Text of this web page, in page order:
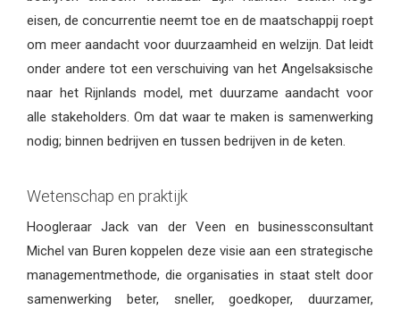
eisen, de concurrentie neemt toe en de maatschappij roept
om meer aandacht voor duurzaamheid en welzijn. Dat leidt
onder andere tot een verschuiving van het Angelsaksische
naar het Rijnlands model, met duurzame aandacht voor
alle stakeholders. Om dat waar te maken is samenwerking
nodig; binnen bedrijven en tussen bedrijven in de keten.
Wetenschap en praktijk
Hoogleraar Jack van der Veen en businessconsultant
Michel van Buren koppelen deze visie aan een strategische
managementmethode, die organisaties in staat stelt door
samenwerking beter, sneller, goedkoper, duurzamer,